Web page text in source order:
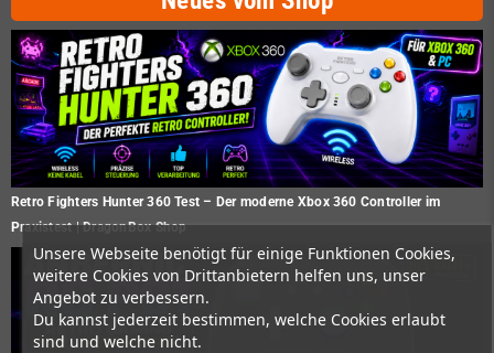
Unsere Webseite benötigt für einige Funktionen Cookies,
weitere Cookies von Drittanbietern helfen uns, unser
Angebot zu verbessern.
Du kannst jederzeit bestimmen, welche Cookies erlaubt
sind und welche nicht.
Retro Fighters Hunter 360 Test – Der moderne Xbox 360 Controller im
Praxistest | DragonBox Shop